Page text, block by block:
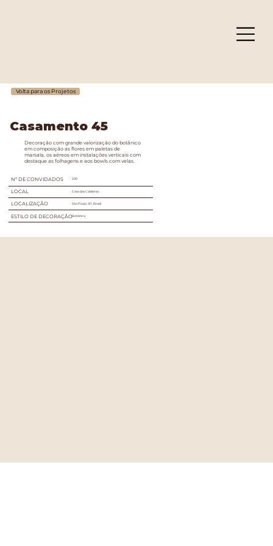
Casamento 45
Decoração com grande valorização do botânico
em composição as flores em paletas de
marsala, os aéreos em instalações verticais com
destaque as folhagens e aos bowls com velas.
Nº DE CONVIDADOS
LOCAL
LOCALIZAÇÃO
ESTILO DE DECORAÇÃO
200
Casa das Caldeiras
São Paulo, SP, Brasil
Botânico
Volta para os Projetos